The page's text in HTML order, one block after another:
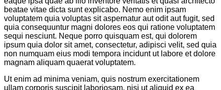
beatae vitae dicta sunt explicabo. Nemo enim ipsam
voluptatem quia voluptas sit aspernatur aut odit aut fugit, sed
quia consequuntur magni dolores eos qui ratione voluptatem
sequi nesciunt. Neque porro quisquam est, qui dolorem
ipsum quia dolor sit amet, consectetur, adipisci velit, sed quia
non numquam eius modi tempora incidunt ut labore et dolore
magnam aliquam quaerat voluptatem.
Ut enim ad minima veniam, quis nostrum exercitationem
ullam corporis suscipit laboriosam, nisi ut aliquid ex ea